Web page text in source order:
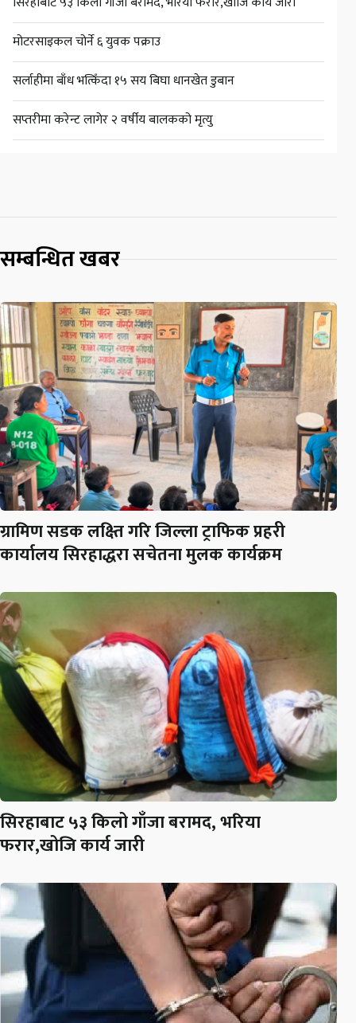
मोटरसाइकल चोर्ने ६ युवक पक्राउ
सर्लाहीमा बाँध भत्किँदा १५ सय बिघा धानखेत डुबान
सप्तरीमा करेन्ट लागेर २ वर्षीय बालकको मृत्यु
सम्बन्धित खबर
ग्रामिण सडक लक्ष्ति गरि जिल्ला ट्राफिक प्रहरी
कार्यालय सिरहाद्धरा सचेतना मुलक कार्यक्रम
सिरहाबाट ५३ किलो गाँजा बरामद, भरिया
फरार,खोजि कार्य जारी